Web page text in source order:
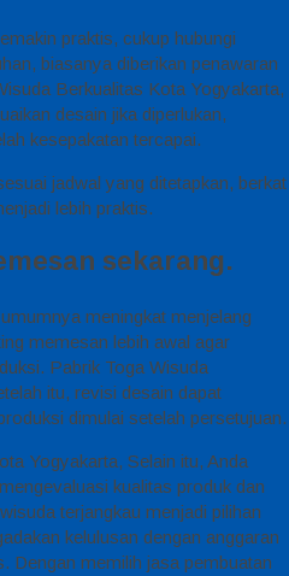
praktis, cukup hubungi
biasanya diberikan penawaran
Berkualitas Kota Yogyakarta,
desain jika diperlukan,
kesepakatan tercapai.
jadwal yang ditetapkan, berkat
lebih praktis.
sekarang.
meningkat menjelang
memesan lebih awal agar
Pabrik Toga Wisuda
itu, revisi desain dapat
dimulai setelah persetujuan.
Yogyakarta, Selain itu, Anda
kualitas produk dan
terjangkau menjadi pilihan
kelulusan dengan anggaran
Dengan memilih jasa pembuatan